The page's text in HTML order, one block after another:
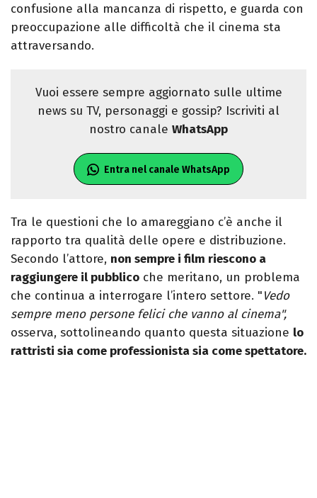
confusione alla mancanza di rispetto, e guarda con
preoccupazione alle difficoltà che il cinema sta
attraversando.
Vuoi essere sempre aggiornato sulle ultime
news su TV, personaggi e gossip? Iscriviti al
nostro canale WhatsApp
Entra nel canale WhatsApp
Tra le questioni che lo amareggiano c’è anche il
rapporto tra qualità delle opere e distribuzione.
Secondo l’attore, non sempre i film riescono a
raggiungere il pubblico che meritano, un problema
che continua a interrogare l’intero settore. "Vedo
sempre meno persone felici che vanno al cinema",
osserva, sottolineando quanto questa situazione lo
rattristi sia come professionista sia come spettatore.